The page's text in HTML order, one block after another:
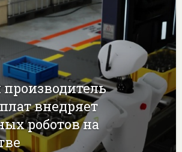
внедряет
роботов на